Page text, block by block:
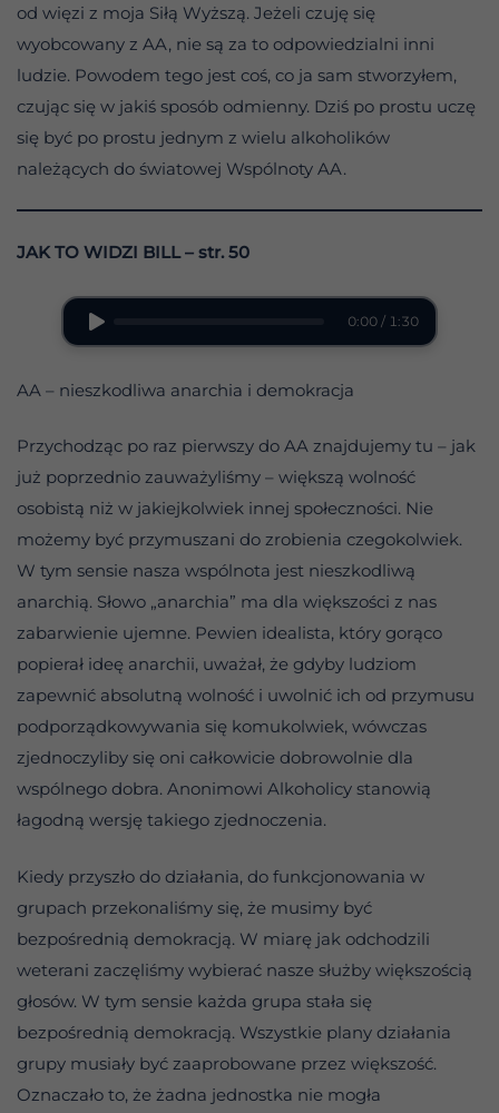
od więzi z moja Siłą Wyższą. Jeżeli czuję się
wyobcowany z AA, nie są za to odpowiedzialni inni
ludzie. Powodem tego jest coś, co ja sam stworzyłem,
czując się w jakiś sposób odmienny. Dziś po prostu uczę
się być po prostu jednym z wielu alkoholików
należących do światowej Wspólnoty AA.
JAK TO WIDZI BILL – str. 50
0:00 / 1:30
AA – nieszkodliwa anarchia i demokracja
Przychodząc po raz pierwszy do AA znajdujemy tu – jak
już poprzednio zauważyliśmy – większą wolność
osobistą niż w jakiejkolwiek innej społeczności. Nie
możemy być przymuszani do zrobienia czegokolwiek.
W tym sensie nasza wspólnota jest nieszkodliwą
anarchią. Słowo „anarchia” ma dla większości z nas
zabarwienie ujemne. Pewien idealista, który gorąco
popierał ideę anarchii, uważał, że gdyby ludziom
zapewnić absolutną wolność i uwolnić ich od przymusu
podporządkowywania się komukolwiek, wówczas
zjednoczyliby się oni całkowicie dobrowolnie dla
wspólnego dobra. Anonimowi Alkoholicy stanowią
łagodną wersję takiego zjednoczenia.
Kiedy przyszło do działania, do funkcjonowania w
grupach przekonaliśmy się, że musimy być
bezpośrednią demokracją. W miarę jak odchodzili
weterani zaczęliśmy wybierać nasze służby większością
głosów. W tym sensie każda grupa stała się
bezpośrednią demokracją. Wszystkie plany działania
grupy musiały być zaaprobowane przez większość.
Oznaczało to, że żadna jednostka nie mogła